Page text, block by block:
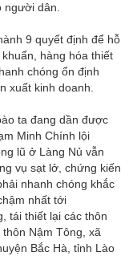
dân.
9 quyết định để hỗ
hàng hóa thiết
chóng ổn định
xuất kinh doanh.
ta đang dần được
Minh Chính lội
lũ ở Làng Nủ vẫn
vụ sạt lở, chứng kiến
nhanh chóng khắc
nhất tới
tái thiết lại các thôn
Nậm Tông, xã
Bắc Hà, tỉnh Lào